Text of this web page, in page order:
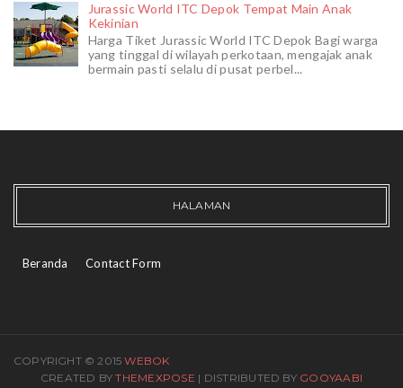
Jurassic World ITC Depok Tempat Main Anak
Kekinian
Harga Tiket Jurassic World ITC Depok Bagi warga
yang tinggal di wilayah perkotaan, mengajak anak
bermain pasti selalu di pusat perbel...
HALAMAN
Beranda Contact Form
COPYRIGHT © 2015WEBOK
CREATED BYTHEMEXPOSE | DISTRIBUTED BY GOOYAABI